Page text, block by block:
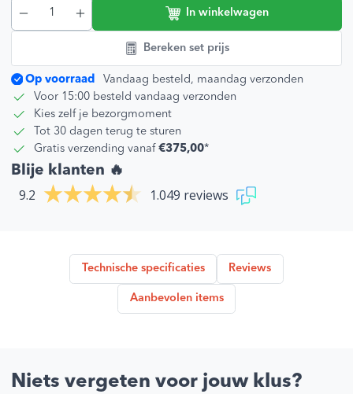
Let op, de slangklem koppelingen worden per stuk verkocht.
Per groep op de verdeler heeft u twee stuks nodig.
In winkelwagen
Bereken set prijs
Op voorraad
Vandaag besteld, maandag verzonden
Voor 15:00 besteld vandaag verzonden
Kies zelf je bezorgmoment
Tot 30 dagen terug te sturen
Gratis verzending vanaf €375,00*
Blije klanten 🔥
9.2 1.049 reviews
Technische specificaties Reviews
Aanbevolen items
Niets vergeten voor jouw klus?